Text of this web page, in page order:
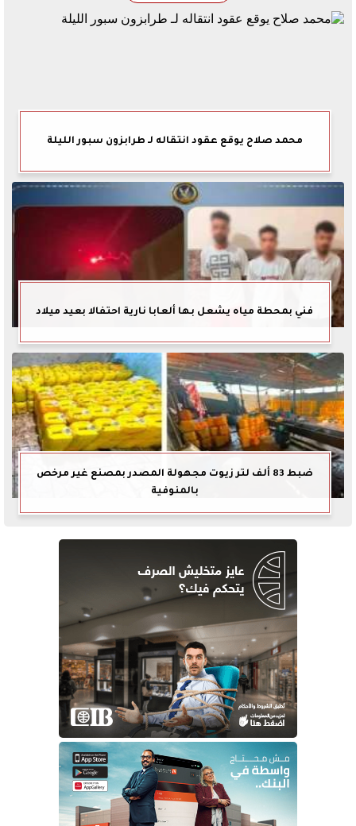
محمد صلاح يوقع عقود انتقاله لـ طرابزون سبور الليلة
فني بمحطة مياه يشعل بها ألعابا نارية احتفالا بعيد ميلاد
ضبط 83 ألف لتر زيوت مجهولة المصدر بمصنع غير مرخص
بالمنوفية